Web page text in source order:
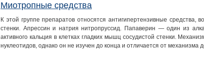
Миотропные средства
К этой группе препаратов относятся антигипертензивные
стенки. Апрессин и натрия нитропруссид. Папаверин — один из
активного кальция в клетках гладких мышц сосудистой стенки.
нуклеотидов, однако он не изучен до конца и отличается от механизма